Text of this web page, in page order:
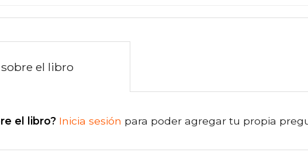
el libro
el libro? Inicia sesión para poder agregar tu propia